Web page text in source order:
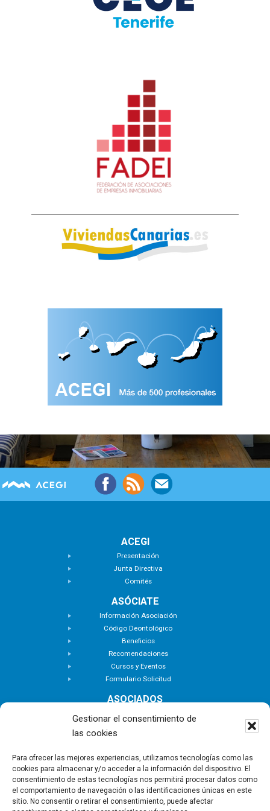
Gestionar el consentimiento de
las cookies
Para ofrecer las mejores experiencias, utilizamos tecnologías como las
cookies para almacenar y/o acceder a la información del dispositivo. El
consentimiento de estas tecnologías nos permitirá procesar datos como
el comportamiento de navegación o las identificaciones únicas en este
sitio. No consentir o retirar el consentimiento, puede afectar
ACEGI
Presentación
Junta Directiva
Comités
ASÓCIATE
Información Asociación
Código Deontológico
Beneficios
Recomendaciones
Cursos y Eventos
Formulario Solicitud
ASOCIADOS
Buscar Asociados
Zona Privada
ACTUALIDAD
Notas de Prensa
Noticias
Nuevas Incorporaciones